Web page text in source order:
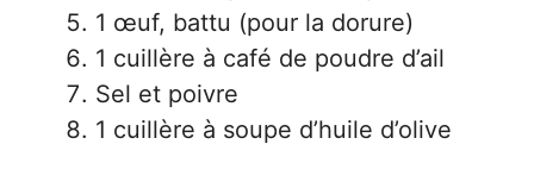
1 œuf, battu (pour la dorure)
1 cuillère à café de poudre d’ail
Sel et poivre
1 cuillère à soupe d’huile d’olive